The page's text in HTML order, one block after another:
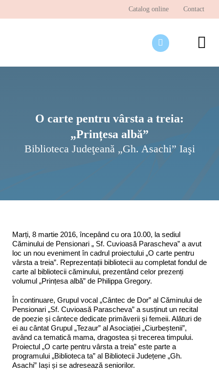
Catalog online Contact
O carte pentru vârsta a treia:
„Prințesa albă”
Biblioteca Judeţeană „Gh. Asachi” Iaşi
Marți, 8 martie 2016, începând cu ora 10.00, la sediul
Căminului de Pensionari „ Sf. Cuvioasă Parascheva” a avut
loc un nou eveniment în cadrul proiectului „O carte pentru
vârsta a treia”. Reprezentații bibliotecii au completat fondul de
carte al bibliotecii căminului, prezentând celor prezenți
volumul „Prințesa albă” de Philippa Gregory.
În continuare, Grupul vocal „Cântec de Dor” al Căminului de
Pensionari „Sf. Cuvioasă Parascheva” a susținut un recital
de poezie și cântece dedicate primăverii și femeii. Alături de
ei au cântat Grupul „Tezaur” al Asociației „Ciurbeștenii”,
având ca tematică mama, dragostea și trecerea timpului.
Proiectul „O carte pentru vârsta a treia” este parte a
programului „Biblioteca ta” al Bibliotecii Județene „Gh.
Asachi” Iași și se adresează seniorilor.